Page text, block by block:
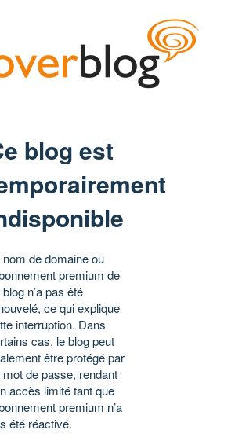
blog est
nom de domaine ou
premium de
n’a pas été
ce qui explique
interruption. Dans
cas, le blog peut
être protégé par
mot de passe, rendant
accès limité tant que
premium n’a
été réactivé.